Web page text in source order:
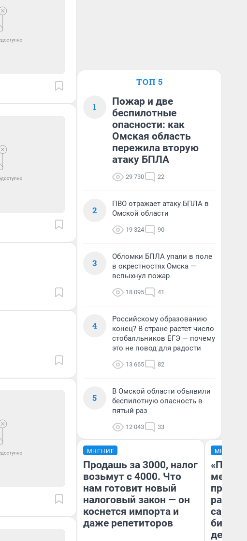
ТОП 5
1
Пожар и две
беспилотные
опасности: как
Омская область
пережила вторую
атаку БПЛА
29 730 22
2
ПВО отражает атаку БПЛА в
Омской области
19 324 90
3
Обломки БПЛА упали в поле
в окрестностях Омска —
вспыхнул пожар
18 095 41
4
Российскому образованию
конец? В стране растет число
стобалльников ЕГЭ — почему
это не повод для радости
13 665 82
5
В Омской области объявили
беспилотную опасность в
пятый раз
12 043 33
МНЕНИЕ
Продашь за 3000, налог
возьмут с 4000. Что
нам готовит новый
налоговый закон — он
коснется импорта и
даже репетиторов
МНЕНИЕ
самом